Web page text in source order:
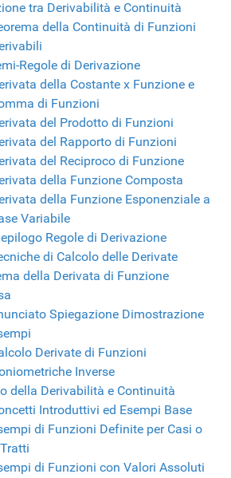
tra Derivabilità e Continuità
della Continuità di Funzioni
Regole di Derivazione
della Costante x Funzione e
di Funzioni
del Prodotto di Funzioni
del Rapporto di Funzioni
del Reciproco di Funzione
della Funzione Composta
della Funzione Esponenziale a
Variabile
Regole di Derivazione
di Calcolo delle Derivate
della Derivata di Funzione
Spiegazione Dimostrazione
Derivate di Funzioni
Inverse
della Derivabilità e Continuità
Introduttivi ed Esempi Base
di Funzioni Definite per Casi o
di Funzioni con Valori Assoluti